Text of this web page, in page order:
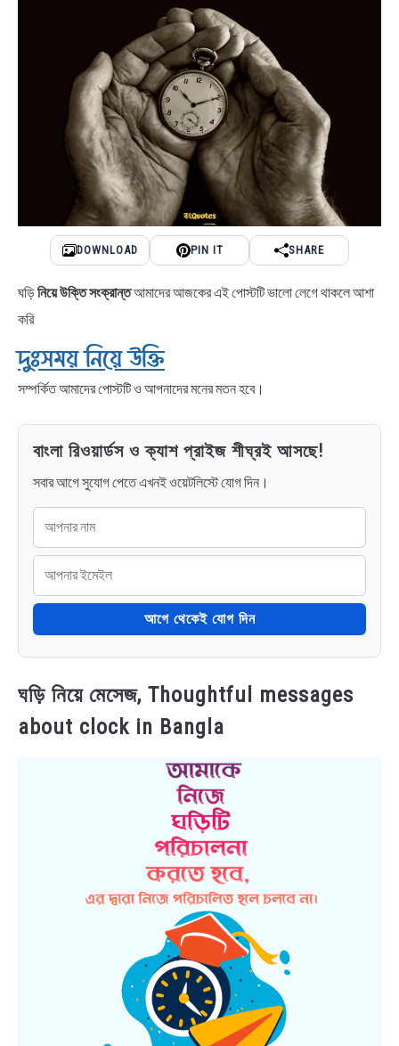
DOWNLOAD PIN IT SHARE
ঘড়িনিয়ে উক্তি সংক্রান্তআমাদের আজকের এই পোস্টটি ভালো লেগে থাকলে আশা
করি
দুঃসময় নিয়ে উক্তি
সম্পর্কিত আমাদের পোস্টটি ও আপনাদের মনের মতন হবে।
বাংলা রিওয়ার্ডস ও ক্যাশ প্রাইজ শীঘ্রই আসছে!
সবার আগে সুযোগ পেতে এখনই ওয়েটলিস্টে যোগ দিন।
আগে থেকেই যোগ দিন
ঘড়ি নিয়ে মেসেজ, Thoughtful messages
about clock in Bangla